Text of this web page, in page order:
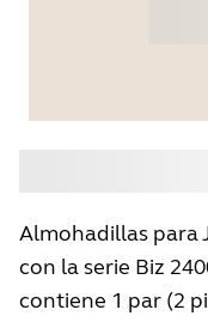
Almohadillas para
con la serie Biz
contiene 1 par (2